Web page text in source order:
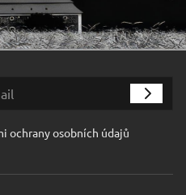
ochrany osobních údajů